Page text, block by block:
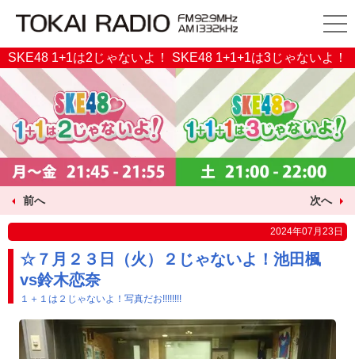
SKE48 1+1は2じゃないよ！ SKE48 1+1+1は3じゃないよ！
前へ 次へ
2024年07月23日
☆７月２３日（火）２じゃないよ！池田楓
vs鈴木恋奈
１＋１は２じゃないよ！写真だお!!!!!!!!